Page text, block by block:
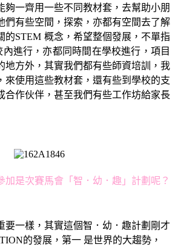
夠一齊用一些不同教材套，去幫助小朋
們有些空間，探索，亦都有空間去了解
的STEM 概念，希望整個發展，不單指
進行，亦都同時間在學校進行，項目
地方外，其實我們都有些師資培訓，我
來使用這些教材套，還有些到學校的支
合作伙伴，甚至我們有些工作坊給家長
加是次賽馬會「智．幼．趣」計劃呢 ？
要一樣，其實這個智．幼．趣計劃剛才
的發展，第一 是世界的大趨勢，